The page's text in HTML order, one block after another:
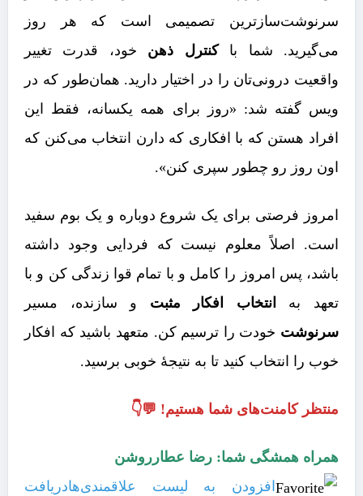
سرنوشت‌سازترین تصمیمی است که هر روز
می‌گیرید. شما باکنترل ذهن خود، قدرت تغییر
واقعیت درونی‌تان را در اختیار دارید. همان‌طور که در
ویس گفته شد: «روز برای همه یکسانه، فقط این
افراد هستن که با افکاری که دارن انتخاب می‌کنن که
اون روز رو چطور سپری کنن».
امروز فرصتی برای یک شروع دوباره و یک بوم سفید
است. اصلاً معلوم نیست که فردایی وجود داشته
باشد، پس امروز را کامل و با تمام قوا زندگی کن و با
تعهد به
انتخاب افکار مثبت و سازنده، مسیر
سرنوشت خودت را ترسیم کن. متعهد باشید که افکار
خوب را انتخاب کنید تا به نتیجۀ خوبی برسید.
منتظر کامنت‌های شما هستیم! 💬👇
همراه همشگی شما: رضا عطارروشن
افزودن به لیست علاقمندی‌هادریافت